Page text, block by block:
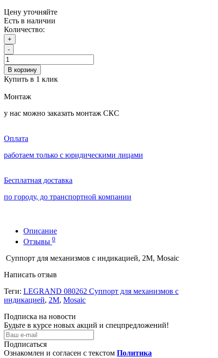
Цену уточняйте
Есть в наличии
Количество:
+
-
В корзину
Купить в 1 клик
Монтаж
у нас можно заказать монтаж СКС
Оплата
работаем только с юридическими лицами
Бесплатная доставка
по городу, до транспортной компании
Описание
Отзывы 0
Суппорт для механизмов с индикацией, 2М, Mosaic
Написать отзыв
Теги: LEGRAND 080262 Суппорт для механизмов с
индикацией, 2М, Mosaic
Подписка на новости
Будьте в курсе новых акций и спецпредложений!
Подписаться
Ознакомлен и согласен с текстом Политика